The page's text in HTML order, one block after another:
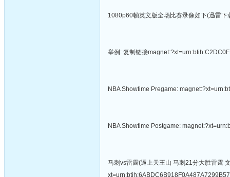
1080p60帧英文版全场比赛录像如下(迅雷
举例: 复制链接
NBA Showtime Pregame:
NBA Showtime Postgame:
马刺vs雷霆(逼上天王山 马刺21分大胜雷霆